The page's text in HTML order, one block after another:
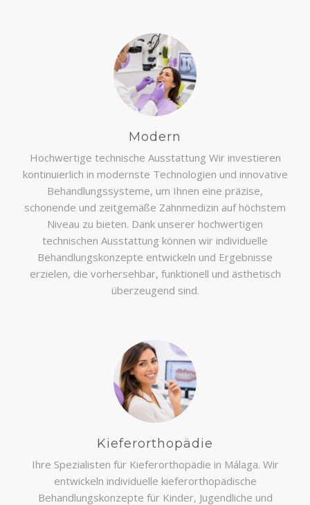
Modern
Hochwertige technische Ausstattung Wir investieren
kontinuierlich in modernste Technologien und innovative
Behandlungssysteme, um Ihnen eine präzise,
schonende und zeitgemäße Zahnmedizin auf höchstem
Niveau zu bieten. Dank unserer hochwertigen
technischen Ausstattung können wir individuelle
Behandlungskonzepte entwickeln und Ergebnisse
erzielen, die vorhersehbar, funktionell und ästhetisch
überzeugend sind.
Kieferorthopädie
Ihre Spezialisten für Kieferorthopädie in Málaga. Wir
entwickeln individuelle kieferorthopädische
Behandlungskonzepte für Kinder, Jugendliche und